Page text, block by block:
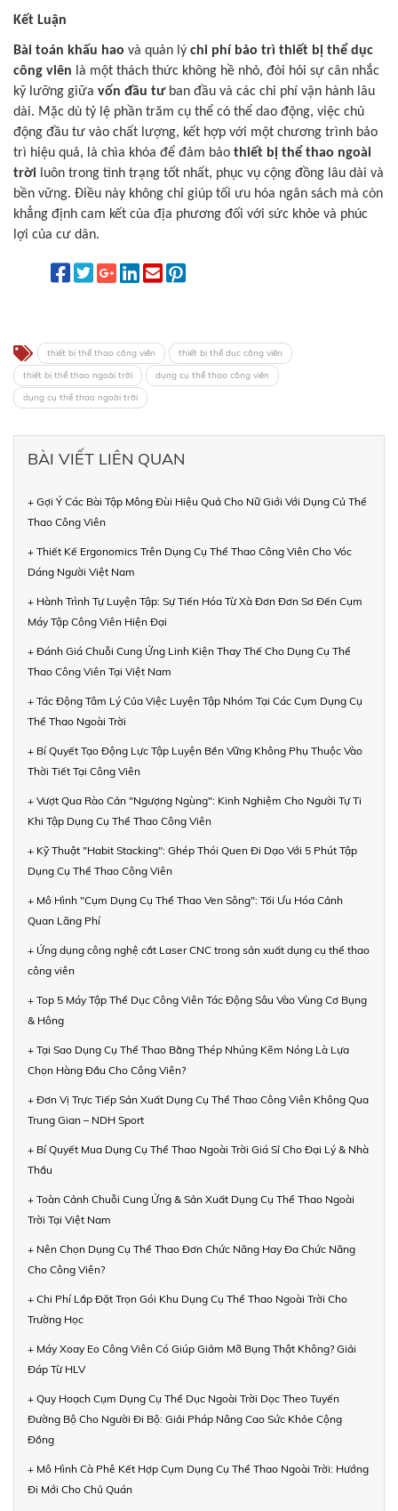
Kết Luận
Bài toán khấu hao và quản lý chi phí bảo trì thiết bị thể dục
công viên là một thách thức không hề nhỏ, đòi hỏi sự cân nhắc
kỹ lưỡng giữa vốn đầu tưban đầu và các chi phí vận hành lâu
dài. Mặc dù tỷ lệ phần trăm cụ thể có thể dao động, việc chủ
động đầu tư vào chất lượng, kết hợp với một chương trình bảo
trì hiệu quả, là chìa khóa để đảm bảo thiết bị thể thao ngoài
trời luôn trong tình trạng tốt nhất, phục vụ cộng đồng lâu dài và
bền vững. Điều này không chỉ giúp tối ưu hóa ngân sách mà còn
khẳng định cam kết của địa phương đối với sức khỏe và phúc
lợi của cư dân.
thiết bị thể thao công viên
thiết bị thể dục công viên
thiết bị thể thao ngoài trời
dụng cụ thể thao công viên
dụng cụ thể thao ngoài trời
BÀI VIẾT LIÊN QUAN
+ Gợi Ý Các Bài Tập Mông Đùi Hiệu Quả Cho Nữ Giới Với Dụng Củ Thể
Thao Công Viên
+ Thiết Kế Ergonomics Trên Dụng Cụ Thể Thao Công Viên Cho Vóc
Dáng Người Việt Nam
+ Hành Trình Tự Luyện Tập: Sự Tiến Hóa Từ Xà Đơn Đơn Sơ Đến Cụm
Máy Tập Công Viên Hiện Đại
+ Đánh Giá Chuỗi Cung Ứng Linh Kiện Thay Thế Cho Dụng Cụ Thể
Thao Công Viên Tại Việt Nam
+ Tác Động Tâm Lý Của Việc Luyện Tập Nhóm Tại Các Cụm Dụng Cụ
Thể Thao Ngoài Trời
+ Bí Quyết Tạo Động Lực Tập Luyện Bền Vững Không Phụ Thuộc Vào
Thời Tiết Tại Công Viên
+ Vượt Qua Rào Cản "Ngượng Ngùng": Kinh Nghiệm Cho Người Tự Ti
Khi Tập Dụng Cụ Thể Thao Công Viên
+ Kỹ Thuật "Habit Stacking": Ghép Thói Quen Đi Dạo Với 5 Phút Tập
Dụng Cụ Thể Thao Công Viên
+ Mô Hình "Cụm Dụng Cụ Thể Thao Ven Sông": Tối Ưu Hóa Cảnh
Quan Lãng Phí
+ Ứng dụng công nghệ cắt Laser CNC trong sản xuất dụng cụ thể thao
công viên
+ Top 5 Máy Tập Thể Dục Công Viên Tác Động Sâu Vào Vùng Cơ Bụng
& Hông
+ Tại Sao Dụng Cụ Thể Thao Bằng Thép Nhúng Kẽm Nóng Là Lựa
Chọn Hàng Đầu Cho Công Viên?
+ Đơn Vị Trực Tiếp Sản Xuất Dụng Cụ Thể Thao Công Viên Không Qua
Trung Gian – NDH Sport
+ Bí Quyết Mua Dụng Cụ Thể Thao Ngoài Trời Giá Sỉ Cho Đại Lý & Nhà
Thầu
+ Toàn Cảnh Chuỗi Cung Ứng & Sản Xuất Dụng Cụ Thể Thao Ngoài
Trời Tại Việt Nam
+ Nên Chọn Dụng Cụ Thể Thao Đơn Chức Năng Hay Đa Chức Năng
Cho Công Viên?
+ Chi Phí Lắp Đặt Trọn Gói Khu Dụng Cụ Thể Thao Ngoài Trời Cho
Trường Học
+ Máy Xoay Eo Công Viên Có Giúp Giảm Mỡ Bụng Thật Không? Giải
Đáp Từ HLV
+ Quy Hoạch Cụm Dụng Cụ Thể Dục Ngoài Trời Dọc Theo Tuyến
Đường Bộ Cho Người Đi Bộ: Giải Pháp Nâng Cao Sức Khỏe Cộng
Đồng
+ Mô Hình Cà Phê Kết Hợp Cụm Dụng Cụ Thể Thao Ngoài Trời: Hướng
Đi Mới Cho Chủ Quán